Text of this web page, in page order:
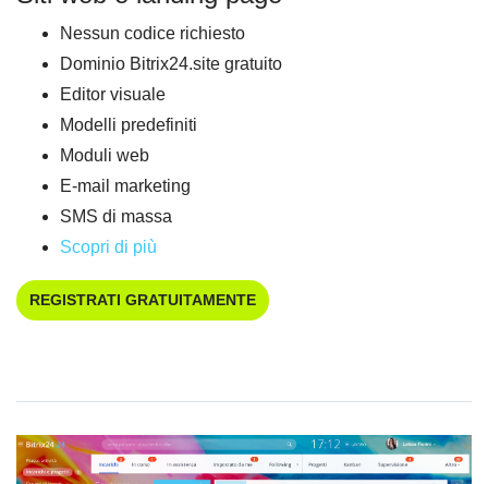
Nessun codice richiesto
Dominio Bitrix24.site gratuito
Editor visuale
Modelli predefiniti
Moduli web
E-mail marketing
SMS di massa
Scopri di più
REGISTRATI GRATUITAMENTE